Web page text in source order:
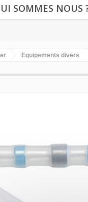
SOMMES NOUS
Equipements divers